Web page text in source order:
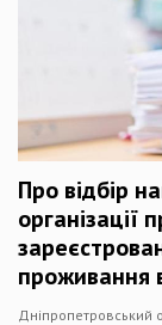
Про відбір
організації
проживання
Дніпропетровський